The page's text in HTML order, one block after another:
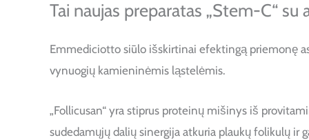
Tai naujas preparatas „Stem-C“
Emmediciotto siūlo išskirtinai efektingą priemonę
vynuogių kamieninėmis ląstelėmis.
„Follicusan“ yra stiprus proteinų mišinys iš
sudedamųjų dalių sinergija atkuria plaukų folikulų ir